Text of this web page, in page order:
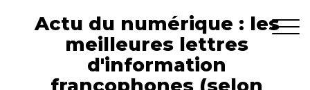
Actu du numérique : les
meilleures lettres
d'information